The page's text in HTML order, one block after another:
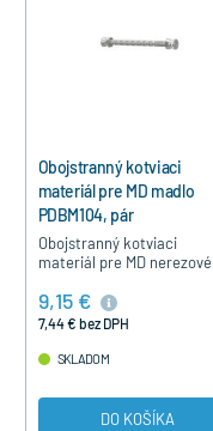
Obojstranný kotviaci
materiál pre MD madlo
PDBM104, pár
Obojstranný kotviaci
materiál pre MD nerezové
9,15 €
7,44 € bez DPH
SKLADOM
DO KOŠÍKA